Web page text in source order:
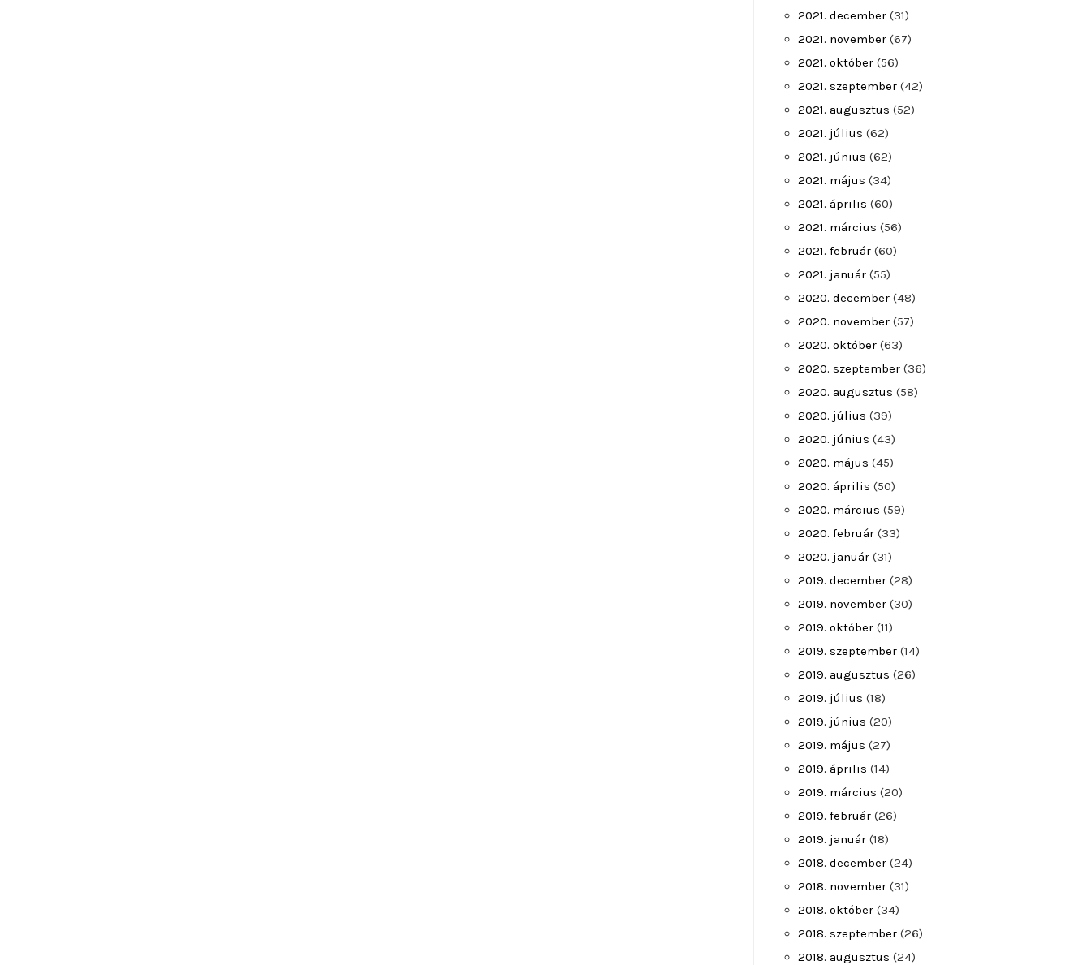
2021. december (31)
2021. november (67)
2021. október (56)
2021. szeptember (42)
2021. augusztus (52)
2021. július (62)
2021. június (62)
2021. május (34)
2021. április (60)
2021. március (56)
2021. február (60)
2021. január (55)
2020. december (48)
2020. november (57)
2020. október (63)
2020. szeptember (36)
2020. augusztus (58)
2020. július (39)
2020. június (43)
2020. május (45)
2020. április (50)
2020. március (59)
2020. február (33)
2020. január (31)
2019. december (28)
2019. november (30)
2019. október (11)
2019. szeptember (14)
2019. augusztus (26)
2019. július (18)
2019. június (20)
2019. május (27)
2019. április (14)
2019. március (20)
2019. február (26)
2019. január (18)
2018. december (24)
2018. november (31)
2018. október (34)
2018. szeptember (26)
2018. augusztus (24)